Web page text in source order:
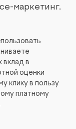
маркетинг.
вклад в
оценки
клику в пользу
платному